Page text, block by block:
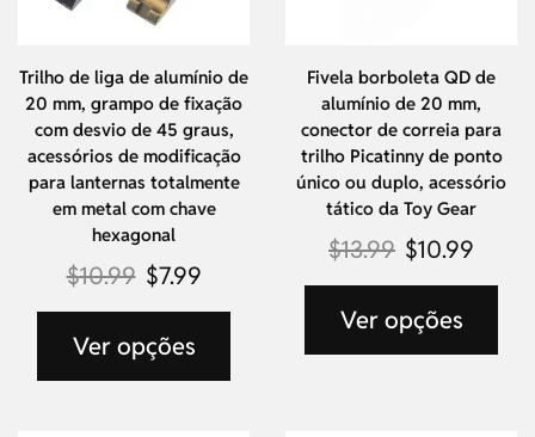
Trilho de liga de alumínio de
20 mm, grampo de fixação
com desvio de 45 graus,
acessórios de modificação
para lanternas totalmente
em metal com chave
hexagonal
$10.99 $7.99
Ver opções
Fivela borboleta QD de
alumínio de 20 mm,
conector de correia para
trilho Picatinny de ponto
único ou duplo, acessório
tático da Toy Gear
$13.99 $10.99
Ver opções